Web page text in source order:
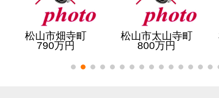
松山市畑寺町
790万円
松山市太山寺町
800万円